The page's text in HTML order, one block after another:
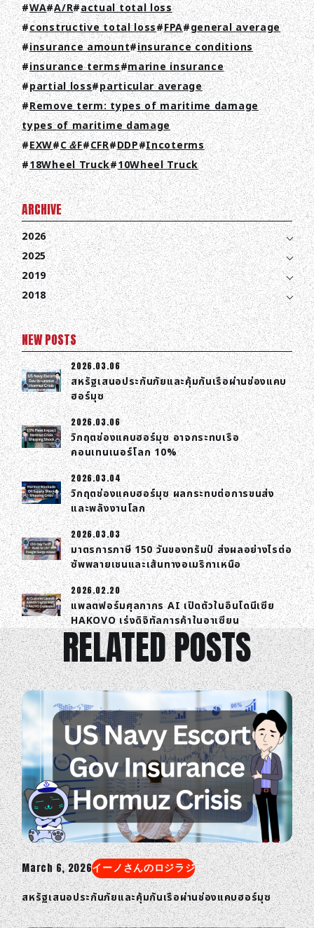
TOP
ABOUT HPS Value
SERVICES
COMPANY
RECRUIT
COLUMN
NEWS
CONTACT
EN JA TH
WA A/R actual total loss
constructive total loss FPA general average
insurance amount insurance conditions
insurance terms marine insurance
partial loss particular average
Remove term: types of maritime damage
types of maritime damage
EXW C＆F CFR DDP Incoterms
18Wheel Truck 10Wheel Truck
ARCHIVE
2026
2025
2019
2018
NEW POSTS
2026.03.06
สหรัฐเสนอประกันภัยและคุ้มกันเรือผ่านช่องแคบ
ฮอร์มุซ
2026.03.06
วิกฤตช่องแคบฮอร์มุซ อาจกระทบเรือ
คอนเทนเนอร์โลก 10%
2026.03.04
วิกฤตช่องแคบฮอร์มุซ ผลกระทบต่อการขนส่ง
และพลังงานโลก
2026.03.03
มาตรการภาษี 150 วันของทรัมป์ ส่งผลอย่างไรต่อ
ซัพพลายเชนและเส้นทางอเมริกาเหนือ
2026.02.20
แพลตฟอร์มศุลกากร AI เปิดตัวในอินโดนีเซีย
HAKOVO เร่งดิจิทัลการค้าในอาเซียน
RELATED POSTS
March 6, 2026イーノさんのロジラジ
สหรัฐเสนอประกันภัยและคุ้มกันเรือผ่านช่องแคบฮอร์มุซ